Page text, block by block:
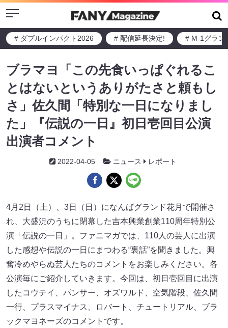
Menu
# ダブルインパクト2026 # 配信延長決定! # M-1グラン
ブラマヨ「この先食いっぱぐれるこ
とはないというありがたさと頼もし
さ」佐久間「特別な一日になりまし
た」『伝説の一日』初日壱回目公演
出演者コメント
2022-04-05 ニュース レポート
4月2日（土）、3日（日）になんばグランド花月で開催さ
れ、大盛況のうちに閉幕した吉本興業創業110周年特別公
演「伝説の一日」。ファニマガでは、110人の芸人に出演
した感想や伝説の一日にまつわる“裏話”を聞きました。興
奮冷めやらぬ芸人たちのコメントをお楽しみください。各
公演毎にご紹介していきます。今回は、初日壱回目に出演
したコウテイ、パンサー、オズワルド、空気階段、佐久間
一行、プラスマイナス、ロバート、チュートリアル、ブラ
ックマヨネーズのコメントです。